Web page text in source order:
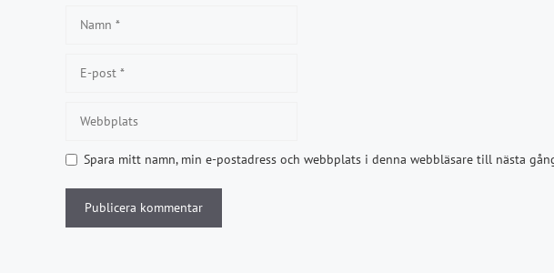
post
Spara mitt namn, min e-postadress och webbplats i denna webbläsare till nästa